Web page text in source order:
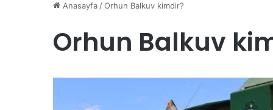
Anasayfa /Orhun Balkuv kimdir?
Orhun Balkuv